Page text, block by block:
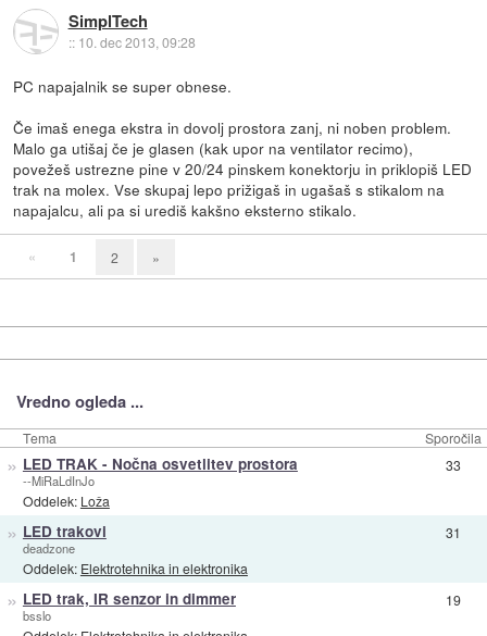
SimplTech
:: 10. dec 2013, 09:28
PC napajalnik se super obnese.
Če imaš enega ekstra in dovolj prostora zanj, ni noben problem.
Malo ga utišaj če je glasen (kak upor na ventilator recimo),
povežeš ustrezne pine v 20/24 pinskem konektorju in priklopiš LED
trak na molex. Vse skupaj lepo prižigaš in ugašaš s stikalom na
napajalcu, ali pa si urediš kakšno eksterno stikalo.
« 1 2 »
Vredno ogleda ...
Tema Sporočila
» LED TRAK - Nočna osvetlitev prostora
--MiRaLdInJo
Oddelek: Loža
33
» LED trakovi
deadzone
Oddelek: Elektrotehnika in elektronika
31
» LED trak, IR senzor in dimmer
bsslo
19